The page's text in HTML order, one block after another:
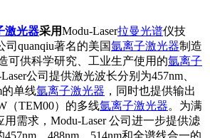
激光器采用Modu-Laser拉曼光谱仪技
司quanqiu著名的美国氩离子激光器制造
可供科学研究、工业生产使用的氩离子
公司提供激光波长分别为457nm、
的单线氩离子激光器 ，同时也提供输出
（TEM00）的多线氩离子激光器。为满
用需求，Modu-Laser 公司进一步提供滤
、488nm、514nm和全谱线合一的